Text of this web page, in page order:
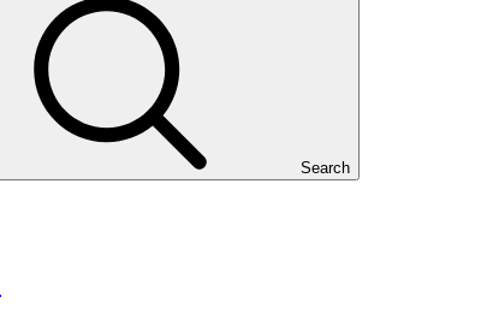
Search